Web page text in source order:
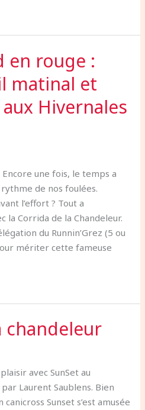
en rouge :
matinal et
Hivernales
une fois, le temps a
de nos foulées.
l’effort ? Tout a
la Corrida de la Chandeleur.
du Runnin’Grez (5 ou
mériter cette fameuse
chandeleur
avec SunSet au
Laurent Saublens. Bien
Sunset s’est amusée